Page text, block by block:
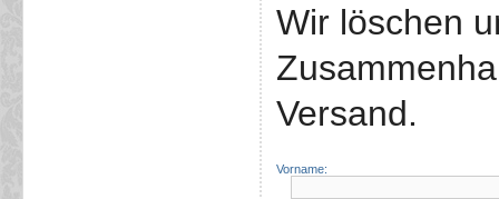
Wir löschen
Versand.
Vorname: